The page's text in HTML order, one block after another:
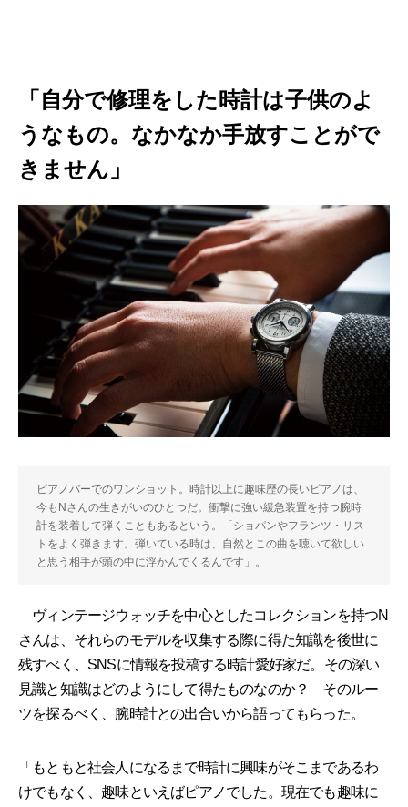
「自分で修理をした時計は子供のよ
うなもの。なかなか手放すことがで
きません」
ピアノバーでのワンショット。時計以上に趣味歴の長いピアノは、
今もNさんの生きがいのひとつだ。衝撃に強い緩急装置を持つ腕時
計を装着して弾くこともあるという。「ショパンやフランツ・リス
トをよく弾きます。弾いている時は、自然とこの曲を聴いて欲しい
と思う相手が頭の中に浮かんでくるんです」。
ヴィンテージウォッチを中心としたコレクションを持つN
さんは、それらのモデルを収集する際に得た知識を後世に
残すべく、SNSに情報を投稿する時計愛好家だ。その深い
見識と知識はどのようにして得たものなのか？ そのルー
ツを探るべく、腕時計との出合いから語ってもらった。
「もともと社会人になるまで時計に興味がそこまであるわ
けでもなく、趣味といえばピアノでした。現在でも趣味に